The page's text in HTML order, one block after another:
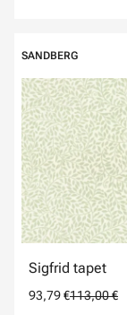
SANDBERG
Sigfrid tapet
93,79 €113,00 €